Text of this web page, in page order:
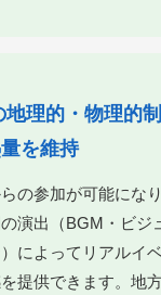
理的・物理的
を維持
の参加が可能にな
演出（BGM・ビジ
によってリアルイ
提供できます。地